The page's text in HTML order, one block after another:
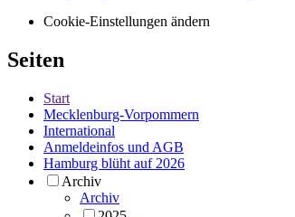
Cookie-Einstellungen ändern
Seiten
Start
Mecklenburg-Vorpommern
International
Anmeldeinfos und AGB
Hamburg blüht auf 2026
Archiv
Archiv